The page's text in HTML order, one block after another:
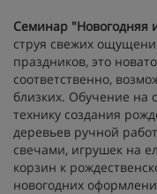
Семинар "Новогодняя
струя свежих
праздников, это
соответственно,
близких. Обучение на
технику создания
деревьев ручной
свечами, игрушек на
корзин к
новогодних